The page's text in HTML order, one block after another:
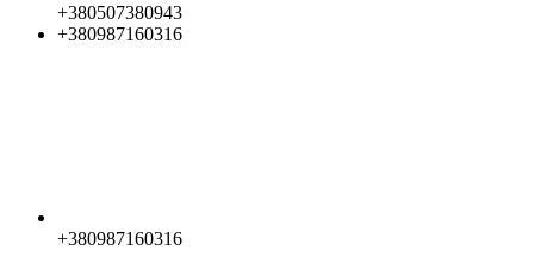
+380507380943
+380987160316
+380987160316